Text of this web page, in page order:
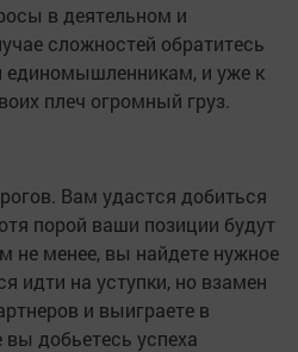
в деятельном и
сложностей обратитесь
и уже к
плеч огромный груз.
Вам удастся добиться
порой ваши позиции будут
не менее, вы найдете нужное
идти на уступки, но взамен
и выиграете в
добьетесь успеха